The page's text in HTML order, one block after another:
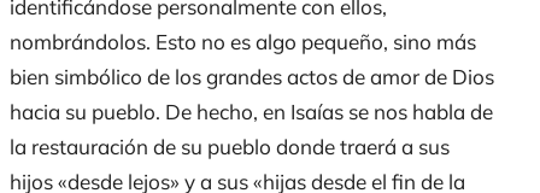
identificándose personalmente con ellos,
nombrándolos. Esto no es algo pequeño, sino más
bien simbólico de los grandes actos de amor de Dios
hacia su pueblo. De hecho, en Isaías se nos habla de
la restauración de su pueblo donde traerá a sus
hijos «desde lejos» y a sus «hijas desde el fin de la